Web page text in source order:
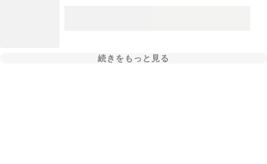
続きをもっと見る